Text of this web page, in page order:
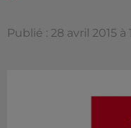
Publié : 28 avril 2015